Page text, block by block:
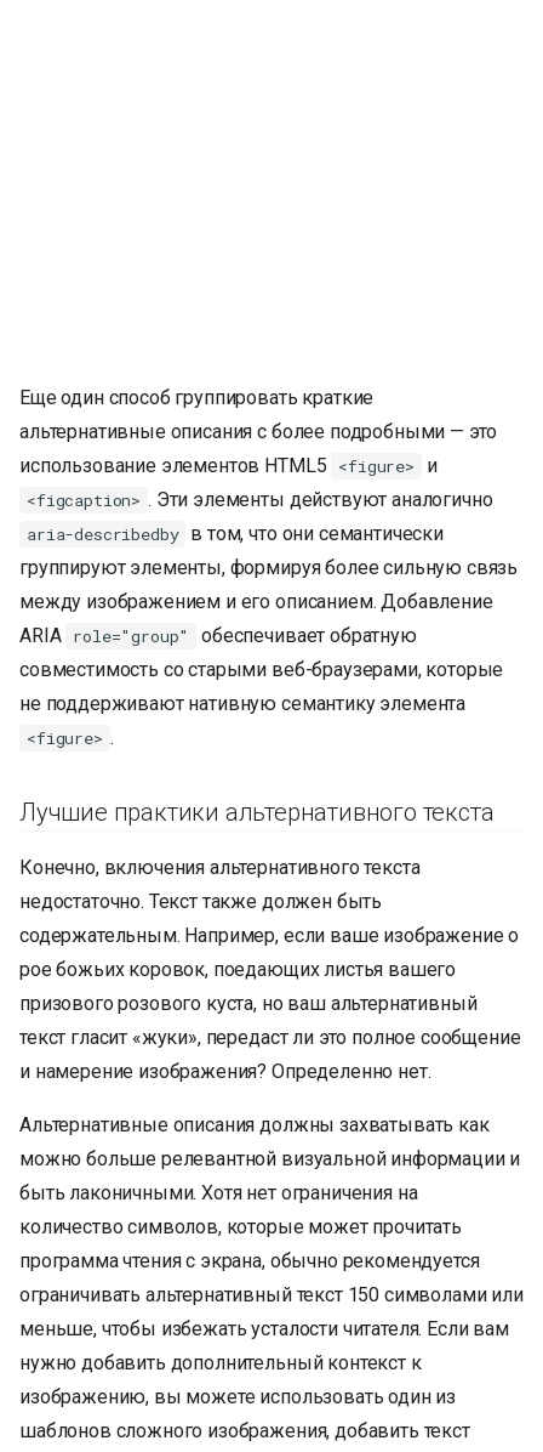
Еще один способ группировать краткие
альтернативные описания с более подробными — это
использование элементов HTML5
<figure> и
<figcaption> . Эти элементы действуют аналогично
aria-describedby в том, что они семантически
группируют элементы, формируя более сильную связь
между изображением и его описанием. Добавление
ARIA role="group"
обеспечивает обратную
совместимость со старыми веб-браузерами, которые
не поддерживают нативную семантику элемента
<figure> .
Лучшие практики альтернативного текста
Конечно, включения альтернативного текста
недостаточно. Текст также должен быть
содержательным. Например, если ваше изображение о
рое божьих коровок, поедающих листья вашего
призового розового куста, но ваш альтернативный
текст гласит «жуки», передаст ли это полное сообщение
и намерение изображения? Определенно нет.
Альтернативные описания должны захватывать как
можно больше релевантной визуальной информации и
быть лаконичными. Хотя нет ограничения на
количество символов, которые может прочитать
программа чтения с экрана, обычно рекомендуется
ограничивать альтернативный текст 150 символами или
меньше, чтобы избежать усталости читателя. Если вам
нужно добавить дополнительный контекст к
изображению, вы можете использовать один из
шаблонов сложного изображения, добавить текст